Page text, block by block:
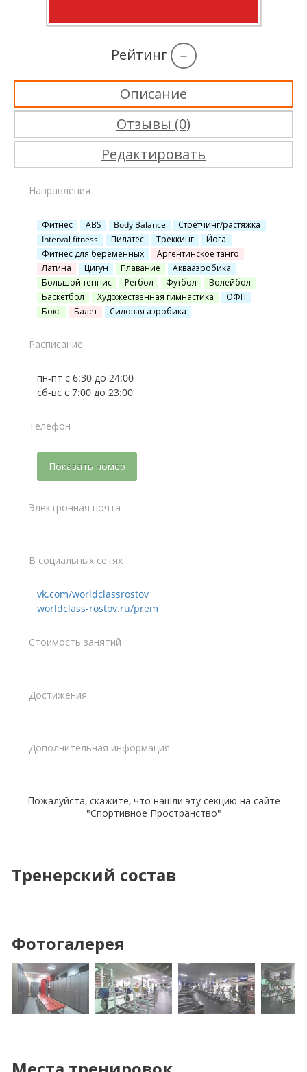
Рейтинг –
Описание
Отзывы (0)
Редактировать
Направления
Фитнес ABS Body Balance
Стретчинг/растяжка
Interval fitness
Пилатес Треккинг
Йога
Фитнес для беременных
Аргентинское танго
Латина
Цигун Плавание
Аквааэробика
Большой теннис
Регбол Футбол
Волейбол
Баскетбол
Художественная гимнастика
ОФП
Бокс
Балет Силовая аэробика
Расписание
пн-пт с 6:30 до 24:00
сб-вс с 7:00 до 23:00
Телефон
Показать номер
Электронная почта
В социальных сетях
vk.com/worldclassrostov
worldclass-rostov.ru/prem
Стоимость занятий
Достижения
Дополнительная информация
Пожалуйста, скажите, что нашли эту секцию на сайте
"Спортивное Пространство"
Тренерский состав
Фотогалерея